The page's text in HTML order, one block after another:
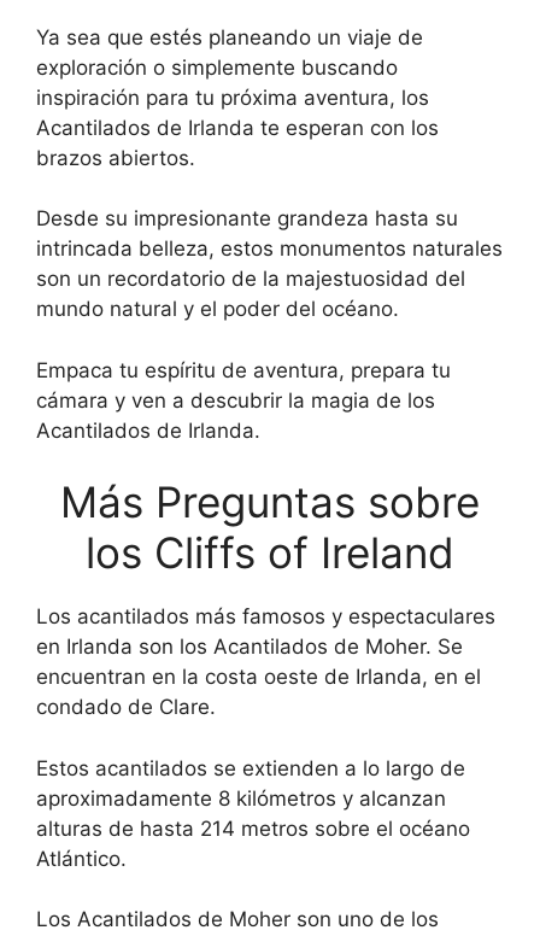
Ya sea que estés planeando un viaje de
exploración o simplemente buscando
inspiración para tu próxima aventura, los
Acantilados de Irlanda te esperan con los
brazos abiertos.
Desde su impresionante grandeza hasta su
intrincada belleza, estos monumentos naturales
son un recordatorio de la majestuosidad del
mundo natural y el poder del océano.
Empaca tu espíritu de aventura, prepara tu
cámara y ven a descubrir la magia de los
Acantilados de Irlanda.
Más Preguntas sobre
los Cliffs of Ireland
Los acantilados más famosos y espectaculares
en Irlanda son los Acantilados de Moher. Se
encuentran en la costa oeste de Irlanda, en el
condado de Clare.
Estos acantilados se extienden a lo largo de
aproximadamente 8 kilómetros y alcanzan
alturas de hasta 214 metros sobre el océano
Atlántico.
Los Acantilados de Moher son uno de los